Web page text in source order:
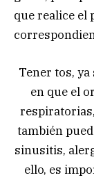
que realice el
Tener tos,
en que el
también
sinusitis,
ello, es